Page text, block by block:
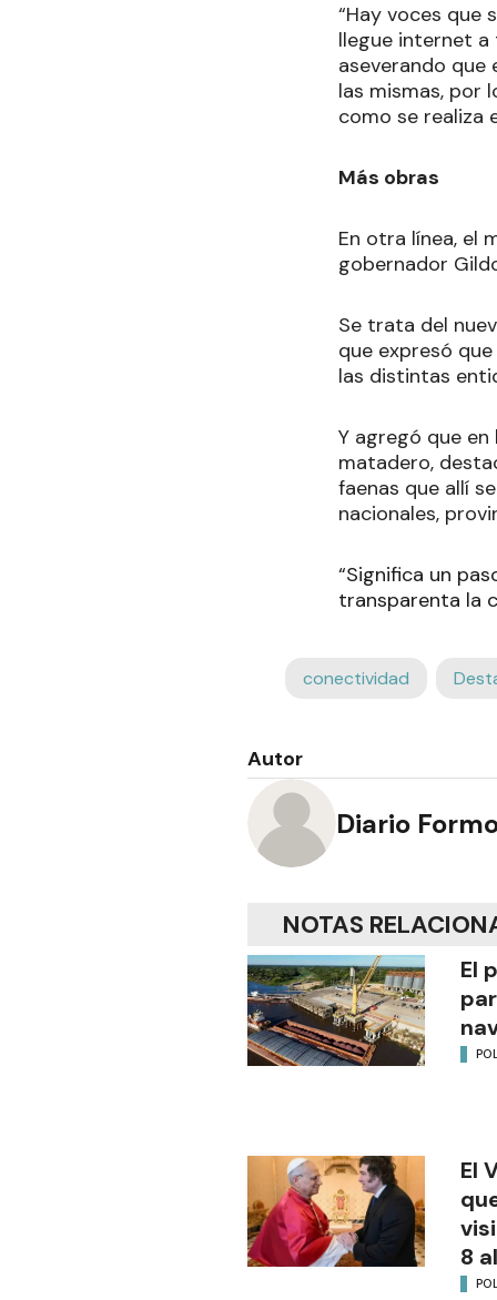
“Hay voces que
llegue internet a
aseverando
las mismas, por
como se realiza
Más obras
En otra línea, el
gobernador
Se trata del
que expresó
las distintas
Y agregó que
matadero,
faenas que allí
nacionales,
“Significa un
transparenta la
conectividad
Autor
Diario
NOTAS
El
El
8